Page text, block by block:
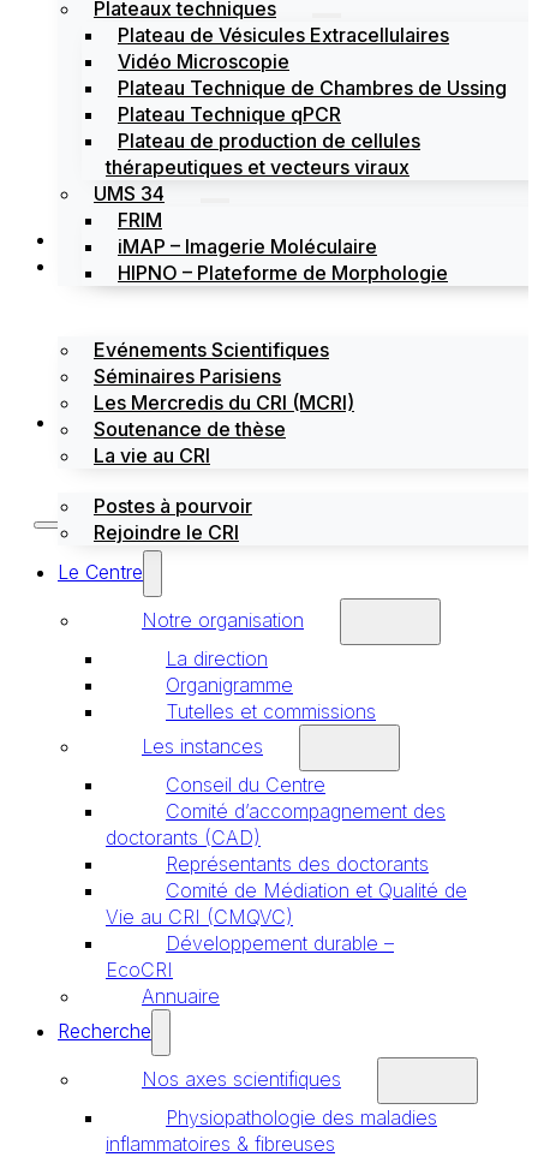
Plateaux techniques
Plateau de Vésicules Extracellulaires
Vidéo Microscopie
Plateau Technique de Chambres de Ussing
Plateau Technique qPCR
Plateau de production de cellules
thérapeutiques et vecteurs viraux
UMS 34
FRIM
iMAP – Imagerie Moléculaire
HIPNO – Plateforme de Morphologie
Actualités
Évènements
Evénements Scientifiques
Séminaires Parisiens
Les Mercredis du CRI (MCRI)
Soutenance de thèse
La vie au CRI
Emploi / stages
Postes à pourvoir
Rejoindre le CRI
Le Centre
Notre organisation
La direction
Organigramme
Tutelles et commissions
Les instances
Conseil du Centre
Comité d’accompagnement des
doctorants (CAD)
Représentants des doctorants
Comité de Médiation et Qualité de
Vie au CRI (CMQVC)
Développement durable –
EcoCRI
Annuaire
Recherche
Nos axes scientifiques
Physiopathologie des maladies
inflammatoires & fibreuses